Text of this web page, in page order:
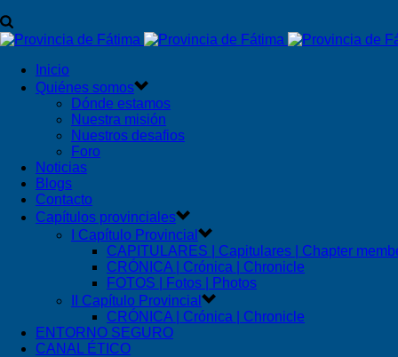
Inicio
Quiénes somos
Dónde estamos
Nuestra misión
Nuestros desafios
Foro
Noticias
Blogs
Contacto
Capítulos provinciales
I Capítulo Provincial
CAPITULARES | Capitulares | Chapter
CRÓNICA | Crónica | Chronicle
FOTOS | Fotos | Photos
II Capítulo Provincial
CRÓNICA | Crónica | Chronicle
ENTORNO SEGURO
CANAL ÉTICO